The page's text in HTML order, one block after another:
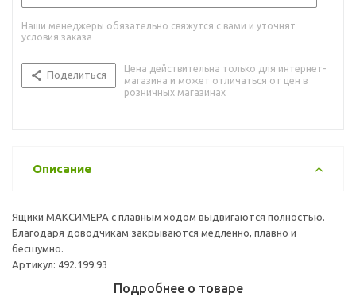
Наши менеджеры обязательно свяжутся с вами и уточнят
условия заказа
Поделиться
Цена действительна только для интернет-
магазина и может отличаться от цен в
розничных магазинах
Описание
Ящики МАКСИМЕРА с плавным ходом выдвигаются полностью.
Благодаря доводчикам закрываются медленно, плавно и
бесшумно.
Артикул: 492.199.93
Подробнее о товаре